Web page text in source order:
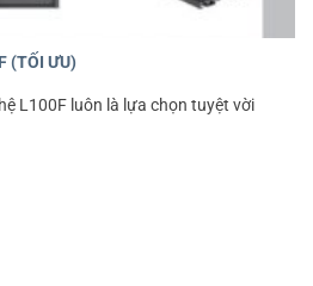
(TỐI ƯU)
L100F luôn là lựa chọn tuyệt vời